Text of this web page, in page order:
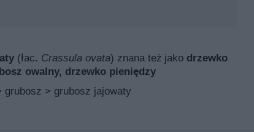
(łac. Crassula ovata) znana też jako drzewko
owalny, drzewko pieniędzy
> grubosz jajowaty